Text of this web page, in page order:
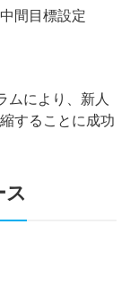
間目標設定
ムにより、新人
することに成功
ス